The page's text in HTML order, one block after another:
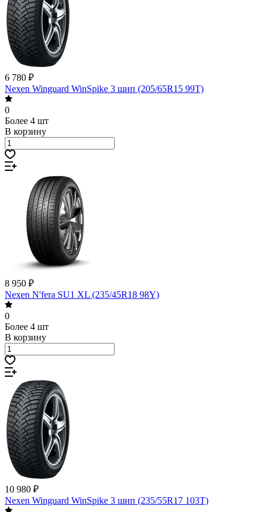
6 780 ₽
Nexen Winguard WinSpike 3 шип (205/65R15 99T)
0
Более 4 шт
В корзину
8 950 ₽
Nexen N'fera SU1 XL (235/45R18 98Y)
0
Более 4 шт
В корзину
10 980 ₽
Nexen Winguard WinSpike 3 шип (235/55R17 103T)